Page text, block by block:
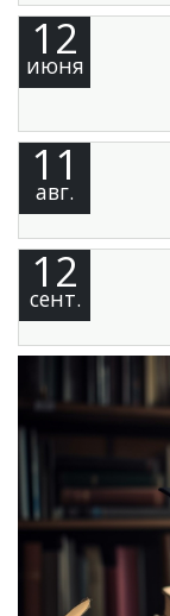
12
июня
11
авг.
12
сент.